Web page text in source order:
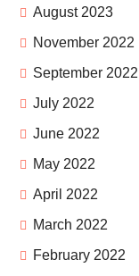
August 2023
November 2022
September 2022
July 2022
June 2022
May 2022
April 2022
March 2022
February 2022